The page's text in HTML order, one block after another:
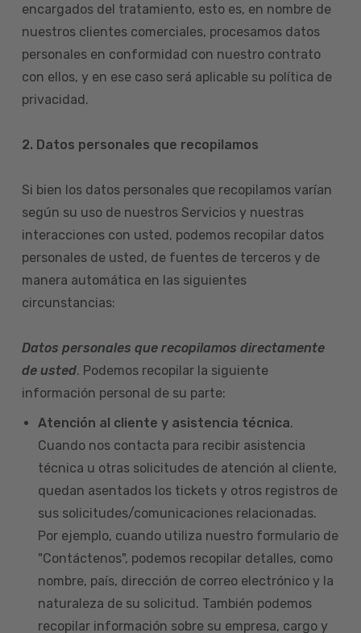
encargados del tratamiento, esto es, en nombre de
nuestros clientes comerciales, procesamos datos
personales en conformidad con nuestro contrato
con ellos, y en ese caso será aplicable su política de
privacidad.
2. Datos personales que recopilamos
Si bien los datos personales que recopilamos varían
según su uso de nuestros Servicios y nuestras
interacciones con usted, podemos recopilar datos
personales de usted, de fuentes de terceros y de
manera automática en las siguientes
circunstancias:
Datos personales que recopilamos directamente
de usted. Podemos recopilar la siguiente
información personal de su parte:
Atención al cliente y asistencia técnica.
Cuando nos contacta para recibir asistencia
técnica u otras solicitudes de atención al cliente,
quedan asentados los tickets y otros registros de
sus solicitudes/comunicaciones relacionadas.
Por ejemplo, cuando utiliza nuestro formulario de
"Contáctenos", podemos recopilar detalles, como
nombre, país, dirección de correo electrónico y la
naturaleza de su solicitud. También podemos
recopilar información sobre su empresa, cargo y